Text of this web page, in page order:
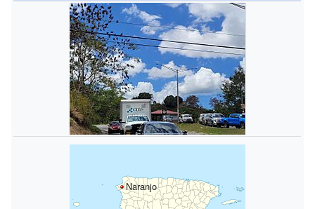
Naranjo